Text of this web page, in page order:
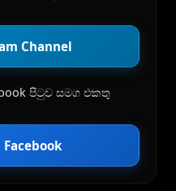
Channel
පිටුව සමග එකතු